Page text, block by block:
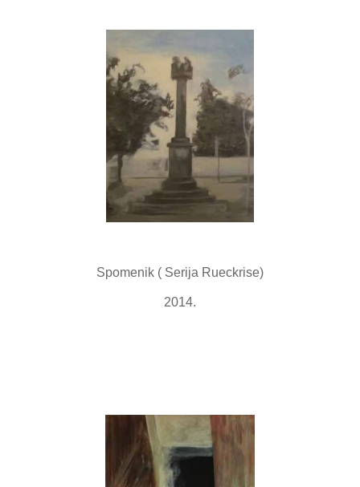
Spomenik ( Serija Rueckrise)
2014.